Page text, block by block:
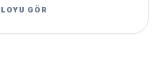
GÖR